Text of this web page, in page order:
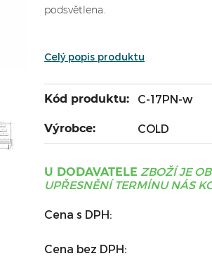
podsvětlena.
Celý popis produktu
Kód produktu: C-17PN-w
Výrobce: COLD
U DODAVATELE ZBOŽÍ JE
UPŘESNĚNÍ TERMÍNU NÁS
Cena s DPH:
Cena bez DPH: